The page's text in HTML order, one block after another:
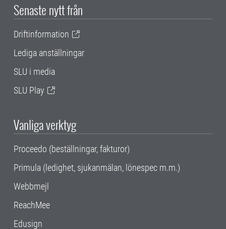
Senaste nytt från
Driftinformation
Lediga anställningar
SLU i media
SLU Play
Vanliga verktyg
Proceedo (beställningar, fakturor)
Primula (ledighet, sjukanmälan, lönespec m.m.)
Webbmejl
ReachMee
Edusign